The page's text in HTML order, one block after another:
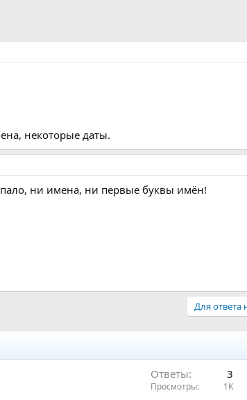
некоторые даты.
ни имена, ни первые буквы имён!
Для ответа
Ответы 3
Просмотры 1K